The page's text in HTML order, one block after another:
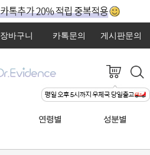
장바구니 카톡문의 게시판문의
연령별 성분별